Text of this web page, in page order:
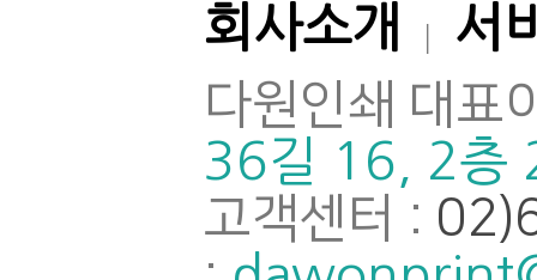
회사소개 | 서
다원인쇄 대표
36길 16, 2층
고객센터 :